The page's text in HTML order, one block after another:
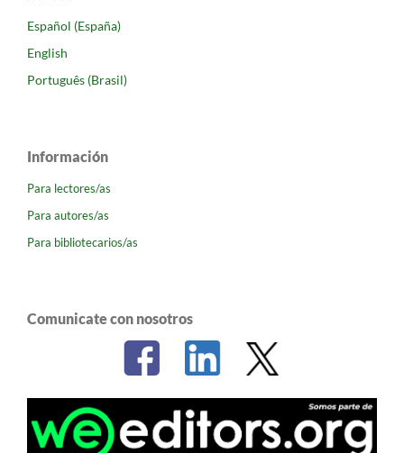
Español (España)
English
Português (Brasil)
Información
Para lectores/as
Para autores/as
Para bibliotecarios/as
Comunicate con nosotros